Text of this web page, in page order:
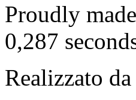
Proudly
0,287
Realizzato da